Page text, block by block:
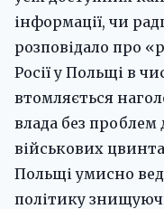
інформації, чи
розповідало про
Росії у Польщі в
втомляється
влада без проблем
військових
Польщі умисно
політику